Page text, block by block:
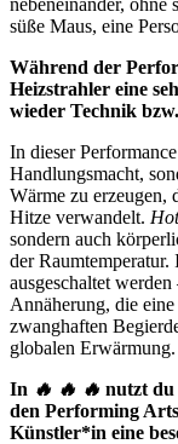
süße Maus, eine
Während der
Heizstrahler eine
wieder Technik
In dieser
Handlungsmacht,
Wärme zu erzeugen,
Hitze verwandelt.
sondern auch
der
ausgeschaltet
Annäherung, die
zwanghaften
globalen Erwärmung.
In 🔥 🔥 🔥 nutzt du
den Performing
Künstler*in eine